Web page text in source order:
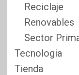
Reciclaje
Renovables
Sector
Tecnologia
Tienda